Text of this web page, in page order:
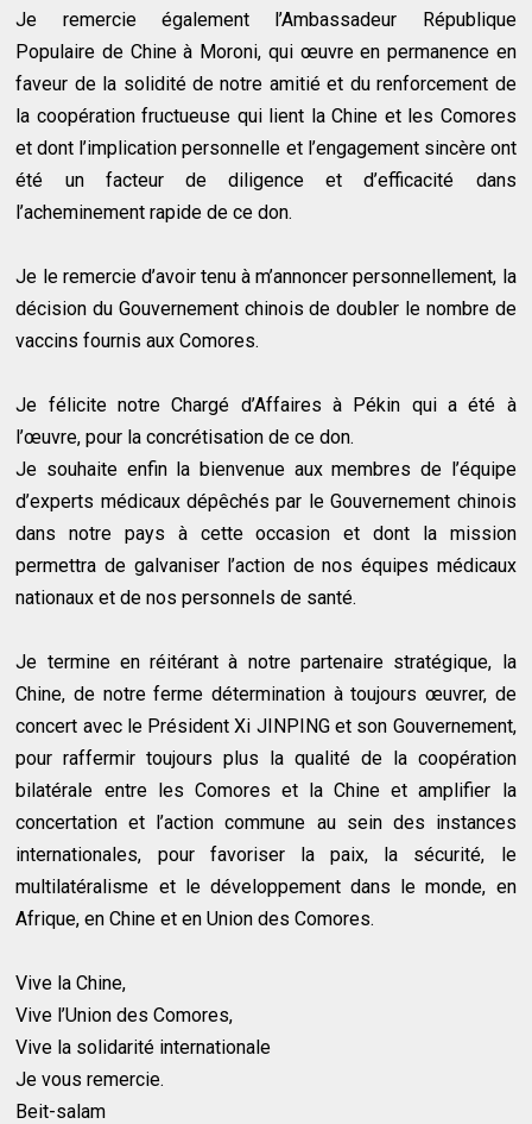
Je remercie également l’Ambassadeur République
Populaire de Chine à Moroni, qui œuvre en permanence en
faveur de la solidité de notre amitié et du renforcement de
la coopération fructueuse qui lient la Chine et les Comores
et dont l’implication personnelle et l’engagement sincère ont
été un facteur de diligence et d’efficacité dans
l’acheminement rapide de ce don.
Je le remercie d’avoir tenu à m’annoncer personnellement, la
décision du Gouvernement chinois de doubler le nombre de
vaccins fournis aux Comores.
Je félicite notre Chargé d’Affaires à Pékin qui a été à
l’œuvre, pour la concrétisation de ce don.
Je souhaite enfin la bienvenue aux membres de l’équipe
d’experts médicaux dépêchés par le Gouvernement chinois
dans notre pays à cette occasion et dont la mission
permettra de galvaniser l’action de nos équipes médicaux
nationaux et de nos personnels de santé.
Je termine en réitérant à notre partenaire stratégique, la
Chine, de notre ferme détermination à toujours œuvrer, de
concert avec le Président Xi JINPING et son Gouvernement,
pour raffermir toujours plus la qualité de la coopération
bilatérale entre les Comores et la Chine et amplifier la
concertation et l’action commune au sein des instances
internationales, pour favoriser la paix, la sécurité, le
multilatéralisme et le développement dans le monde, en
Afrique, en Chine et en Union des Comores.
Vive la Chine,
Vive l’Union des Comores,
Vive la solidarité internationale
Je vous remercie.
Beit-salam